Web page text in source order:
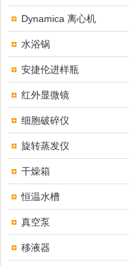
Dynamica 离心机
水浴锅
安捷伦进样瓶
红外显微镜
细胞破碎仪
旋转蒸发仪
干燥箱
恒温水槽
真空泵
移液器